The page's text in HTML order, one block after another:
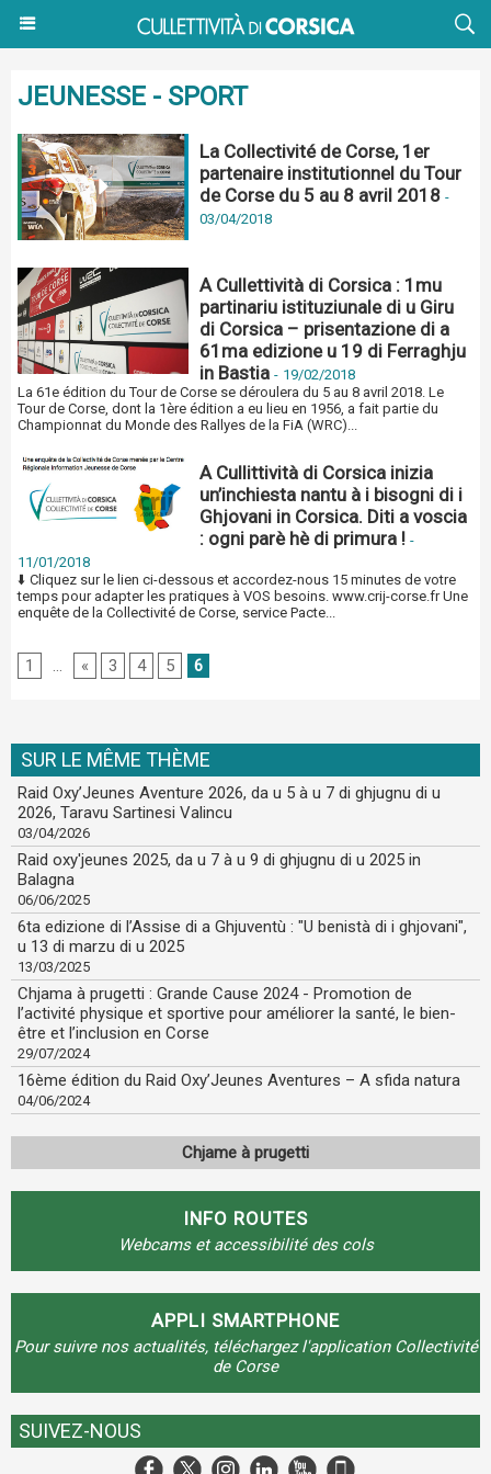
JEUNESSE - SPORT
La Collectivité de Corse, 1er
partenaire institutionnel du Tour
de Corse du 5 au 8 avril 2018 -
03/04/2018
A Cullettività di Corsica : 1mu
partinariu istituziunale di u Giru
di Corsica – prisentazione di a
61ma edizione u 19 di Ferraghju
in Bastia - 19/02/2018
La 61e édition du Tour de Corse se déroulera du 5 au 8 avril 2018. Le
Tour de Corse, dont la 1ère édition a eu lieu en 1956, a fait partie du
Championnat du Monde des Rallyes de la FiA (WRC)...
A Cullittività di Corsica inizia
un’inchiesta nantu à i bisogni di i
Ghjovani in Corsica. Diti a voscia
: ogni parè hè di primura !-
11/01/2018
⬇️ Cliquez sur le lien ci-dessous et accordez-nous 15 minutes de votre
temps pour adapter les pratiques à VOS besoins. www.crij-corse.fr Une
enquête de la Collectivité de Corse, service Pacte...
1 ... « 3 4 5 6
SUR LE MÊME THÈME
Raid Oxy’Jeunes Aventure 2026, da u 5 à u 7 di ghjugnu di u
2026, Taravu Sartinesi Valincu
03/04/2026
Raid oxy'jeunes 2025, da u 7 à u 9 di ghjugnu di u 2025 in
Balagna
06/06/2025
6ta edizione di l’Assise di a Ghjuventù : "U benistà di i ghjovani",
u 13 di marzu di u 2025
13/03/2025
Chjama à prugetti : Grande Cause 2024 - Promotion de
l’activité physique et sportive pour améliorer la santé, le bien-
être et l’inclusion en Corse
29/07/2024
16ème édition du Raid Oxy’Jeunes Aventures – A sfida natura
04/06/2024
Chjame à prugetti
INFO ROUTES
Webcams et accessibilité des cols
APPLI SMARTPHONE
Pour suivre nos actualités, téléchargez l'application Collectivité
de Corse
SUIVEZ-NOUS